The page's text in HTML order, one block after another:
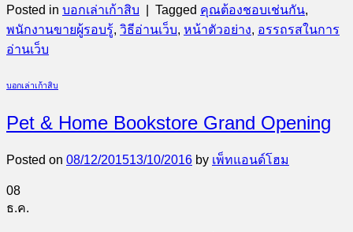
Posted in บอกเล่าเก้าสิบ Tagged คุณต้องชอบเช่นกัน,
พนักงานขายผู้รอบรู้, วิธีอ่านเว็บ, หน้าตัวอย่าง, อรรถรสในการ
อ่านเว็บ
บอกเล่าเก้าสิบ
Pet & Home Bookstore Grand Opening
Posted on 08/12/201513/10/2016 by เพ็ทแอนด์โฮม
08
ธ.ค.